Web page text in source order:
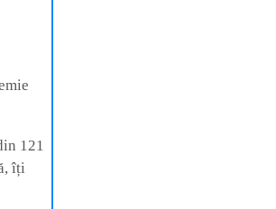
121
îți